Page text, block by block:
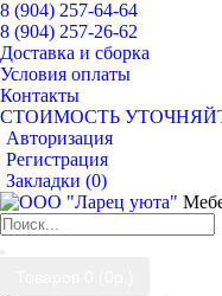
8 (904) 257-64-64
8 (904) 257-26-62
Доставка и сборка
Условия оплаты
Контакты
СТОИМОСТЬ
Авторизация
Регистрация
Закладки (0)